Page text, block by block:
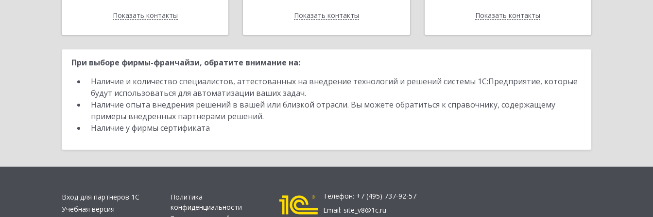
Показать контакты
Назад Показать контакты
Назад Показать контакты
Назад
При выборе фирмы-франчайзи, обратите внимание на:
Наличие и количество специалистов, аттестованных на внедрение технологий и решений системы 1С:Предприятие, которые
будут использоваться для автоматизации ваших задач.
Наличие опыта внедрения решений в вашей или близкой отрасли. Вы можете обратиться к справочнику, содержащему
примеры внедренных партнерами решений.
Наличие у фирмы сертификата
Вход для партнеров 1С
Учебная версия
Политика
конфиденциальности
Телефон: +7 (495) 737-92-57
Email: site_v8@1c.ru